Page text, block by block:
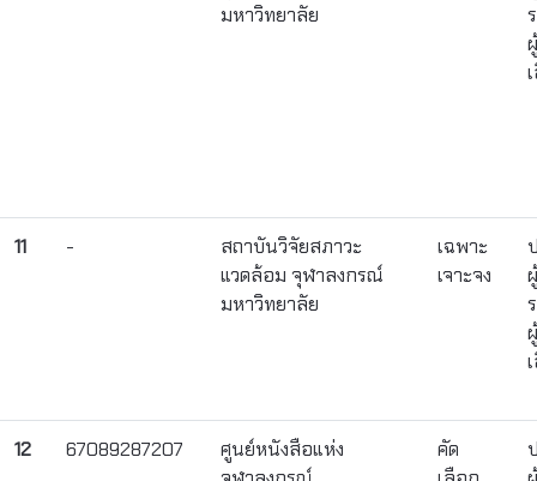
มหาวิทยาลัย
11 -
สถาบันวิจัยสภาวะ
แวดล้อม จุฬาลงกรณ์
มหาวิทยาลัย
เฉพาะ
เจาะจง
12 67089287207
ศูนย์หนังสือแห่ง
คัด